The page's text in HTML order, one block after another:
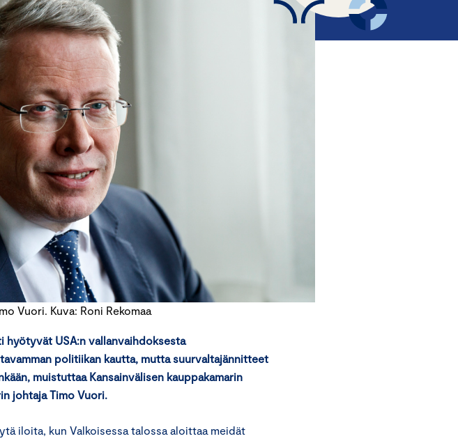
Vuori. Kuva: Roni Rekomaa
hyötyvät USA:n vallanvaihdoksesta
politiikan kautta, mutta suurvaltajännitteet
muistuttaa Kansainvälisen kauppakamarin
johtaja Timo Vuori.
iloita, kun Valkoisessa talossa aloittaa meidät